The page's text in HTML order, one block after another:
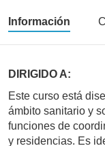
Información
DIRIGIDO A:
Este curso está
ámbito sanitario y
funciones de
y residencias. Es